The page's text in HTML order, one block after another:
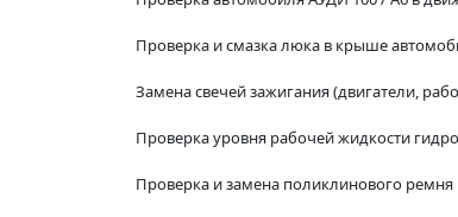
Проверка и смазка люка в крыше
Замена свечей зажигания (двигатели,
Проверка уровня рабочей жидкости
Проверка и замена поликлинового